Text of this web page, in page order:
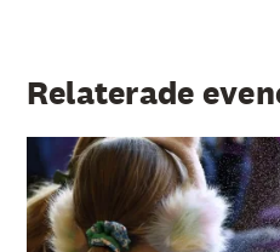
Relaterade